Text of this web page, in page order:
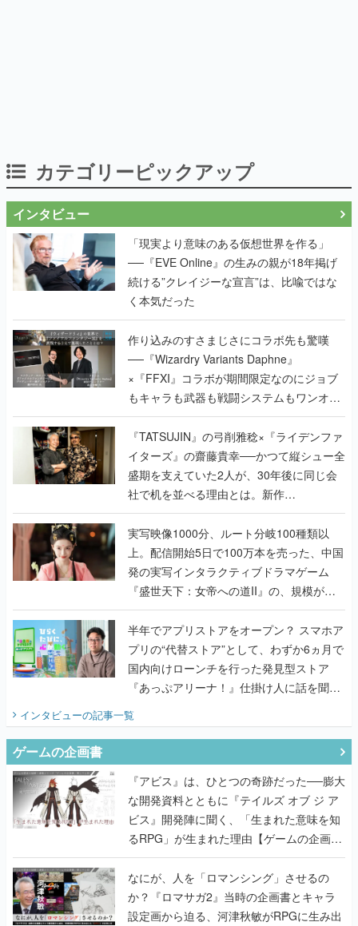
カテゴリーピックアップ
インタビュー
「現実より意味のある仮想世界を作る」
──『EVE Online』の生みの親が18年掲げ
続ける”クレイジーな宣言”は、比喩ではな
く本気だった
作り込みのすさまじさにコラボ先も驚嘆
──『Wizardry Variants Daphne』
×『FFXI』コラボが期間限定なのにジョブ
もキャラも武器も戦闘システムもワンオフ
で作り込まれた理由を両ディレクターに聞
く
『TATSUJIN』の弓削雅稔×『ライデンファ
イターズ』の齋藤貴幸──かつて縦シュー全
盛期を支えていた2人が、30年後に同じ会
社で机を並べる理由とは。新作
『TATSUJIN EXTREME』で初タッグを組
んだレジェンド2人に訊く開発秘話
実写映像1000分、ルート分岐100種類以
上。配信開始5日で100万本を売った、中国
発の実写インタラクティブドラマゲーム
『盛世天下：女帝への道II』の、規模が違
うこだわりをプロデューサーに聞いた
半年でアプリストアをオープン？ スマホア
プリの“代替ストア”として、わずか6ヵ月で
国内向けローンチを行った発見型ストア
『あっぷアリーナ！』仕掛け人に話を聞い
てみた
インタビューの記事一覧
ゲームの企画書
『アビス』は、ひとつの奇跡だった──膨大
な開発資料とともに『テイルズ オブ ジ ア
ビス』開発陣に聞く、「生まれた意味を知
るRPG」が生まれた理由【ゲームの企画
書】
なにが、人を「ロマンシング」させるの
か？『ロマサガ2』当時の企画書とキャラ
設定画から迫る、河津秋敏がRPGに生み出